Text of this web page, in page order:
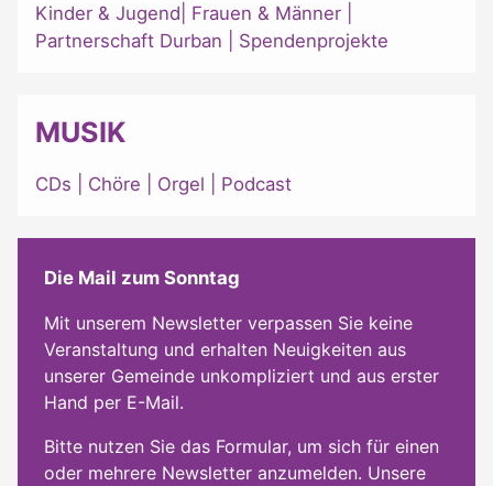
Kinder & Jugend Frauen & Männer
Partnerschaft Durban
Spendenprojekte
MUSIK
CDs Chöre Orgel Podcast
Die Mail zum Sonntag
Mit unserem Newsletter verpassen Sie keine
Veranstaltung und erhalten Neuigkeiten aus
unserer Gemeinde unkompliziert und aus erster
Hand per E-Mail.
Bitte nutzen Sie das Formular, um sich für einen
oder mehrere Newsletter anzumelden. Unsere